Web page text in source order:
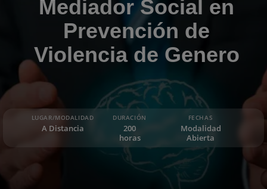
Mediador Social en
Prevención de
Violencia de Genero
LUGAR/MODALIDAD
A Distancia
DURACIÓN
200
horas
FECHAS
Modalidad
Abierta